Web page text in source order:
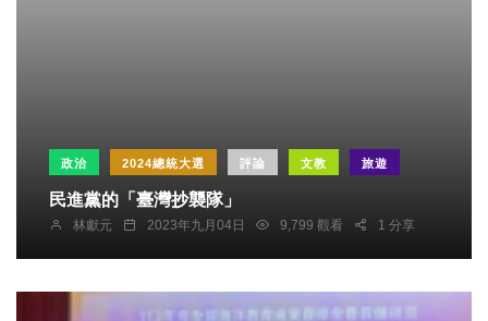
政治 2024總統大選 評論 文教 旅遊
民進黨的「臺灣抄襲隊」
林獻元 2023年九月04日 9,799 觀看 1 分享